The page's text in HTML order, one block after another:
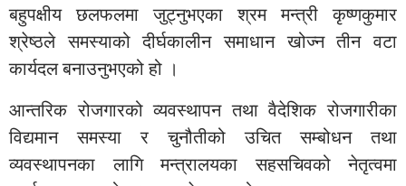
बहुपक्षीय छलफलमा जुट्नुभएका श्रम मन्त्री कृष्णकुमार
श्रेष्ठले समस्याको दीर्घकालीन समाधान खोज्न तीन वटा
कार्यदल बनाउनुभएको हो ।
आन्तरिक रोजगारको व्यवस्थापन तथा वैदेशिक रोजगारीका
विद्यमान समस्या र चुनौतीको उचित सम्बोधन तथा
व्यवस्थापनका लागि मन्त्रालयका सहसचिवको नेतृत्वमा